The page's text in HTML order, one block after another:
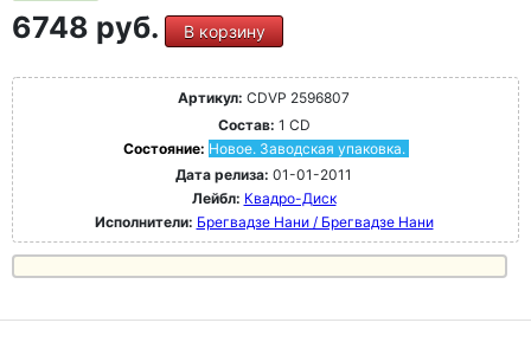
6748 руб. В корзину
Артикул: CDVP 2596807
Состав: 1 CD
Состояние: Новое. Заводская упаковка.
Дата релиза: 01-01-2011
Лейбл: Квадро-Диск
Исполнители: Брегвадзе Нани / Брегвадзе Нани